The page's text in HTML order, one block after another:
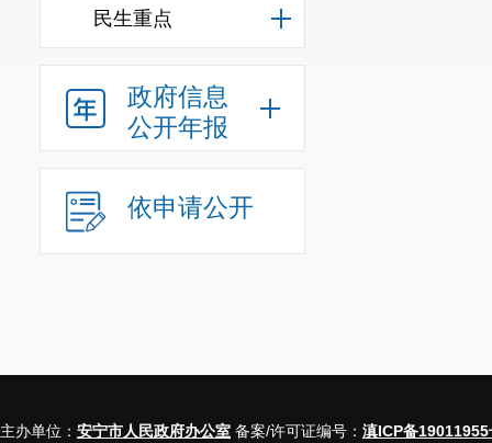
民生重点
政府信息
公开年报
依申请公开
主办单位： 安宁市人民政府办公室 备案/许可证编号： 滇ICP备